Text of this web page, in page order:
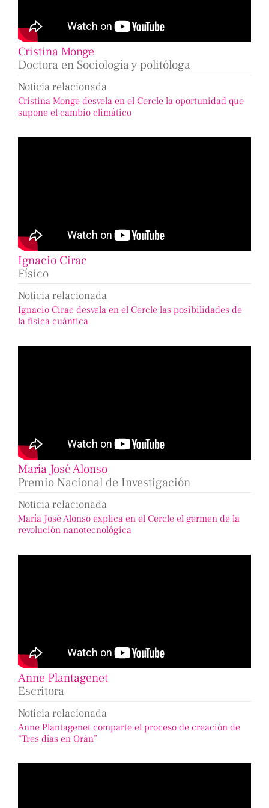
Cristina Monge
Doctora en Sociología y politóloga
Noticia relacionada
Cristina Monge desvela en el Cercle la oportunidad que
supone el cambio climático
Ignacio Cirac
Físico
Noticia relacionada
Ignacio Cirac desvela en el Cercle las posibilidades de
la física cuántica
María José Alonso
Premio Nacional de Investigación
Noticia relacionada
María José Alonso explica en el Cercle el germen de la
revolución nanotecnológica
Anne Plantagenet
Escritora
Noticia relacionada
Anne Plantagenet comparte el proceso de creación de
“Tres días en Orán”